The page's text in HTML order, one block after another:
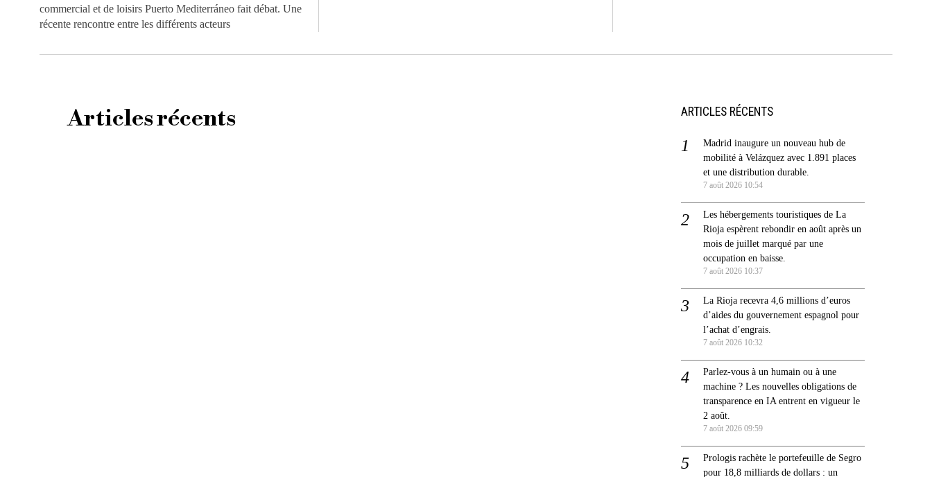
commercial et de loisirs Puerto Mediterráneo fait débat. Une
récente rencontre entre les différents acteurs
Articles récents ARTICLES RÉCENTS
Madrid inaugure un nouveau hub de
mobilité à Velázquez avec 1.891 places
et une distribution durable.
7 août 2026 10:54
Les hébergements touristiques de La
Rioja espèrent rebondir en août après un
mois de juillet marqué par une
occupation en baisse.
7 août 2026 10:37
La Rioja recevra 4,6 millions d’euros
d’aides du gouvernement espagnol pour
l’achat d’engrais.
7 août 2026 10:32
Parlez-vous à un humain ou à une
machine ? Les nouvelles obligations de
transparence en IA entrent en vigueur le
2 août.
7 août 2026 09:59
Prologis rachète le portefeuille de Segro
pour 18,8 milliards de dollars : un